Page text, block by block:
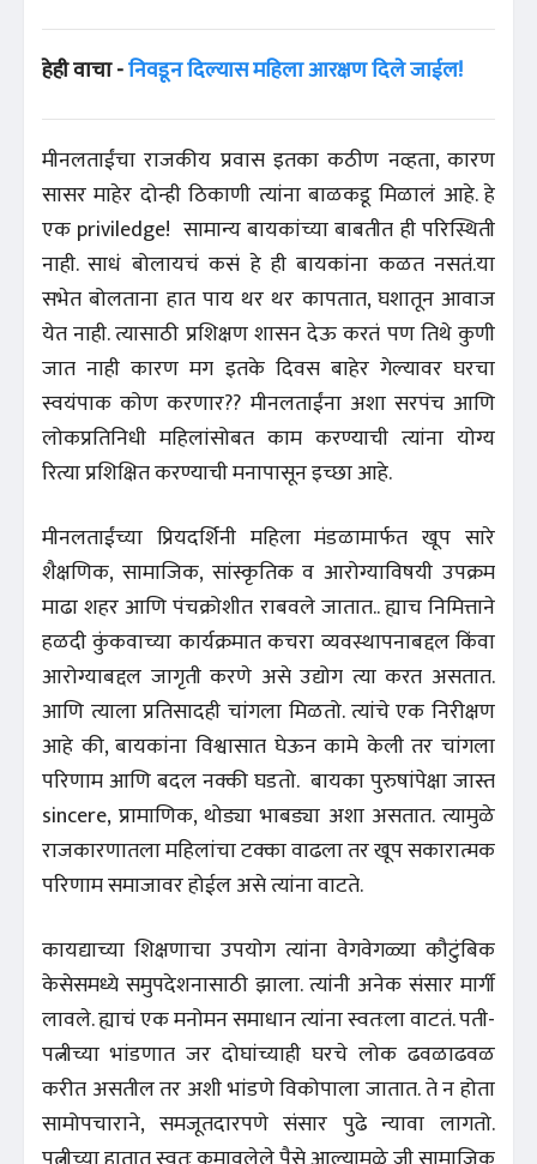
हेही वाचा -निवडून दिल्यास महिला आरक्षण दिले जाईल!
मीनलताईंचा राजकीय प्रवास इतका कठीण नव्हता, कारण
सासर माहेर दोन्ही ठिकाणी त्यांना बाळकडू मिळालं आहे. हे
एक priviledge! सामान्य बायकांच्या बाबतीत ही परिस्थिती
नाही. साधं बोलायचं कसं हे ही बायकांना कळत नसतं.या
सभेत बोलताना हात पाय थर थर कापतात, घशातून आवाज
येत नाही. त्यासाठी प्रशिक्षण शासन देऊ करतं पण तिथे कुणी
जात नाही कारण मग इतके दिवस बाहेर गेल्यावर घरचा
स्वयंपाक कोण करणार?? मीनलताईंना अशा सरपंच आणि
लोकप्रतिनिधी महिलांसोबत काम करण्याची त्यांना योग्य
रित्या प्रशिक्षित करण्याची मनापासून इच्छा आहे.
मीनलताईंच्या प्रियदर्शिनी महिला मंडळामार्फत खूप सारे
शैक्षणिक, सामाजिक, सांस्कृतिक व आरोग्याविषयी उपक्रम
माढा शहर आणि पंचक्रोशीत राबवले जातात.. ह्याच निमित्ताने
हळदी कुंकवाच्या कार्यक्रमात कचरा व्यवस्थापनाबद्दल किंवा
आरोग्याबद्दल जागृती करणे असे उद्योग त्या करत असतात.
आणि त्याला प्रतिसादही चांगला मिळतो. त्यांचे एक निरीक्षण
आहे की, बायकांना विश्वासात घेऊन कामे केली तर चांगला
परिणाम आणि बदल नक्की घडतो. बायका पुरुषांपेक्षा जास्त
sincere, प्रामाणिक, थोड्या भाबड्या अशा असतात. त्यामुळे
राजकारणातला महिलांचा टक्का वाढला तर खूप सकारात्मक
परिणाम समाजावर होईल असे त्यांना वाटते.
कायद्याच्या शिक्षणाचा उपयोग त्यांना वेगवेगळ्या कौटुंबिक
केसेसमध्ये समुपदेशनासाठी झाला. त्यांनी अनेक संसार मार्गी
लावले. ह्याचं एक मनोमन समाधान त्यांना स्वतःला वाटतं. पती-
पत्नीच्या भांडणात जर दोघांच्याही घरचे लोक ढवळाढवळ
करीत असतील तर अशी भांडणे विकोपाला जातात. ते न होता
सामोपचाराने, समजूतदारपणे संसार पुढे न्यावा लागतो.